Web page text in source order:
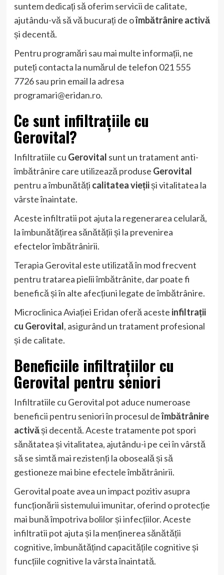
suntem dedicați să oferim servicii de calitate,
ajutându-vă să vă bucurați de oîmbătrânire activă
și decentă.
Pentru programări sau mai multe informații, ne
puteți contacta la numărul de telefon 021 555
7726 sau prin email la adresa
programari@eridan.ro.
Ce sunt infiltrațiile cu
Gerovital?
Infiltratiile cu Gerovital sunt un tratament anti-
îmbătrânire care utilizează produse Gerovital
pentru a îmbunătăți calitatea viețiiși vitalitatea la
vârste înaintate.
Aceste infiltratii pot ajuta la regenerarea celulară,
la îmbunătățirea sănătății și la prevenirea
efectelor îmbătrânirii.
Terapia Gerovital este utilizată în mod frecvent
pentru tratarea pielii îmbătrânite, dar poate fi
benefică și în alte afecțiuni legate de îmbătrânire.
Microclinica Aviației Eridan oferă aceste infiltrații
cu Gerovital, asigurând un tratament profesional
și de calitate.
Beneficiile infiltrațiilor cu
Gerovital pentru seniori
Infiltratiile cu Gerovital pot aduce numeroase
beneficii pentru seniori în procesul deîmbătrânire
activăși decentă. Aceste tratamente pot spori
sănătatea și vitalitatea, ajutându-i pe cei în vârstă
să se simtă mai rezistenți la oboseală și să
gestioneze mai bine efectele îmbătrânirii.
Gerovital poate avea un impact pozitiv asupra
funcționării sistemului imunitar, oferind o protecție
mai bună împotriva bolilor și infecțiilor. Aceste
infiltratii pot ajuta și la menținerea sănătății
cognitive, îmbunătățind capacitățile cognitive și
funcțiile cognitive la vârsta înaintată.